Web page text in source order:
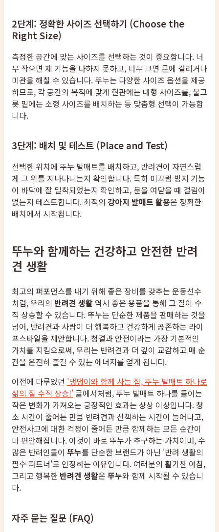
2단계: 정확한 사이즈 선택하기 (Choose the
Right Size)
측정한 공간에 맞는 사이즈를 선택하는 것이 중요합니다. 너
무 작으면 제 기능을 다하지 못하고, 너무 크면 문에 걸리거나
미관을 해칠 수 있습니다. 뚜누는 다양한 사이즈 옵션을 제공
하므로, 각 공간의 목적에 맞게 현관에는 대형 사이즈를, 물그
릇 밑에는 소형 사이즈를 배치하는 등 맞춤형 선택이 가능합
니다.
3단계: 배치 및 테스트 (Place and Test)
선택한 위치에 뚜누 발매트를 배치하고, 반려견이 자연스럽
게 그 위를 지나다니는지 확인합니다. 특히 미끄럼 방지 기능
이 바닥에 잘 밀착되었는지 확인하고, 문을 여닫을 때 걸림이
없는지 테스트합니다. 최적의 강아지 발매트 활용은 정확한
배치에서 시작됩니다.
뚜누와 함께하는 건강하고 안전한 반려
견 생활
최고의 퍼포먼스를 내기 위해 좋은 장비를 갖추는 운동선수
처럼, 우리의 반려견 생활 역시 좋은 용품을 통해 그 질이 수
직 상승할 수 있습니다. 뚜누는 단순한 제품을 판매하는 것을
넘어, 반려견과 사람이 더 행복하고 건강하게 공존하는 라이
프스타일을 제안합니다. 청결과 안전이라는 가장 기본적인
가치를 지킴으로써, 우리는 반려견과 더 깊이 교감하고 매 순
간을 온전히 즐길 수 있는 에너지를 얻게 됩니다.
이전에 다루었던 '댕댕이와 함께 사는 집, 뚜누 발매트 하나로
삶의 질 수직 상승!' 글에서처럼, 뚜누 발매트 하나를 들이는
작은 변화가 가져오는 긍정적인 효과는 상상 이상입니다. 청
소 시간이 줄어든 만큼 반려견과 산책하는 시간이 늘어나고,
안전사고에 대한 걱정이 줄어든 만큼 함께하는 모든 순간이
더 편안해집니다. 이것이 바로 뚜누가 추구하는 가치이며, 수
많은 반려인들이 뚜누를 단순한 브랜드가 아닌 '반려 생활의
필수 파트너'로 인정하는 이유입니다. 여러분의 활기찬 아침,
그리고 행복한 반려견 생활은 뚜누와 함께 시작될 수 있습니
다.
자주 묻는 질문 (FAQ)